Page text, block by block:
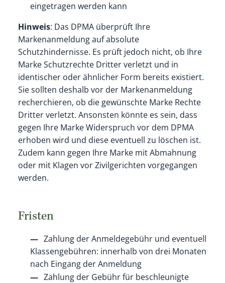
eingetragen werden kann
Hinweis: Das DPMA überprüft Ihre
Markenanmeldung auf absolute
Schutzhindernisse. Es prüft jedoch nicht, ob Ihre
Marke Schutzrechte Dritter verletzt und in
identischer oder ähnlicher Form bereits existiert.
Sie sollten deshalb vor der Markenanmeldung
recherchieren, ob die gewünschte Marke Rechte
Dritter verletzt. Ansonsten könnte es sein, dass
gegen Ihre Marke Widerspruch vor dem DPMA
erhoben wird und diese eventuell zu löschen ist.
Zudem kann gegen Ihre Marke mit Abmahnung
oder mit Klagen vor Zivilgerichten vorgegangen
werden.
Fristen
Zahlung der Anmeldegebühr und eventuell
Klassengebühren: innerhalb von drei Monaten
nach Eingang der Anmeldung
Zahlung der Gebühr für beschleunigte